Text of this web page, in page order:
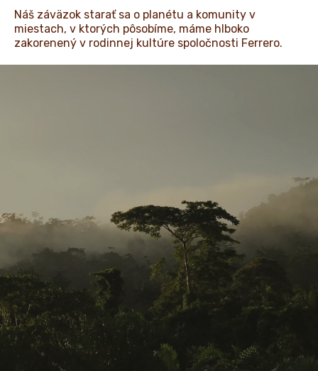
KARIÉRA
Náš záväzok starať sa o planétu a komunity v
miestach, v ktorých pôsobíme, máme hlboko
zakorenený v rodinnej kultúre spoločnosti Ferrero.